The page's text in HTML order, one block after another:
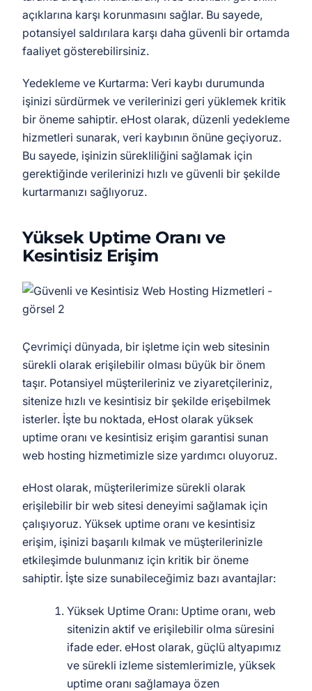
açıklarına karşı korunmasını sağlar. Bu sayede,
potansiyel saldırılara karşı daha güvenli bir ortamda
faaliyet gösterebilirsiniz.
Yedekleme ve Kurtarma: Veri kaybı durumunda
işinizi sürdürmek ve verilerinizi geri yüklemek kritik
bir öneme sahiptir. eHost olarak, düzenli yedekleme
hizmetleri sunarak, veri kaybının önüne geçiyoruz.
Bu sayede, işinizin sürekliliğini sağlamak için
gerektiğinde verilerinizi hızlı ve güvenli bir şekilde
kurtarmanızı sağlıyoruz.
Yüksek Uptime Oranı ve
Kesintisiz Erişim
Çevrimiçi dünyada, bir işletme için web sitesinin
sürekli olarak erişilebilir olması büyük bir önem
taşır. Potansiyel müşterileriniz ve ziyaretçileriniz,
sitenize hızlı ve kesintisiz bir şekilde erişebilmek
isterler. İşte bu noktada, eHost olarak yüksek
uptime oranı ve kesintisiz erişim garantisi sunan
web hosting hizmetimizle size yardımcı oluyoruz.
eHost olarak, müşterilerimize sürekli olarak
erişilebilir bir web sitesi deneyimi sağlamak için
çalışıyoruz. Yüksek uptime oranı ve kesintisiz
erişim, işinizi başarılı kılmak ve müşterilerinizle
etkileşimde bulunmanız için kritik bir öneme
sahiptir. İşte size sunabileceğimiz bazı avantajlar:
Yüksek Uptime Oranı: Uptime oranı, web
sitenizin aktif ve erişilebilir olma süresini
ifade eder. eHost olarak, güçlü altyapımız
ve sürekli izleme sistemlerimizle, yüksek
uptime oranı sağlamaya özen